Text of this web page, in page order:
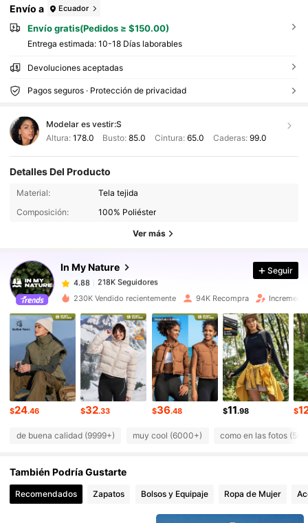
Envío a Ecuador
Envío gratis(Pedidos ≥ $150.00)
Entrega estimada: 10-18 Días laborables
Devoluciones aceptadas
Pagos seguros · Protección de privacidad
Modelar es vestir:S
Altura: 178.0 Busto:85.0 Cintura: 65.0 Caderas: 99.0
Detalles Del Producto
Material:
Tela tejida
Composición:
100% Poliéster
Ver más
In My Nature
218K Seguidores
218K Seguidores
218K Seguidores
4.88
218K Seguidores
a***f
seguidoHace 8 horas
4.88
218K Seguidores
4.88 218K Seguidores
4.88 218K Seguidores
4.88 218K Seguidores
4.88 218K Seguidores
4.88 218K Seguidores
Seguir
230K Vendido recientemente 94K Recompra
$24.46 $32.33 $36.48 $11.98 $
de buena calidad (9999+) muy cool (6000+) como en las fotos
También Podría Gustarte
Recomendados Zapatos Bolsos y Equipaje Ropa de Mujer